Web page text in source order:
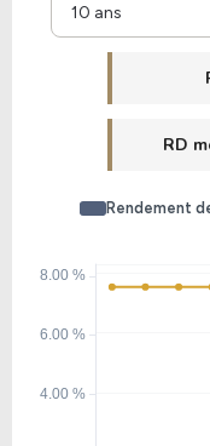
10 ans
RD
Rendement